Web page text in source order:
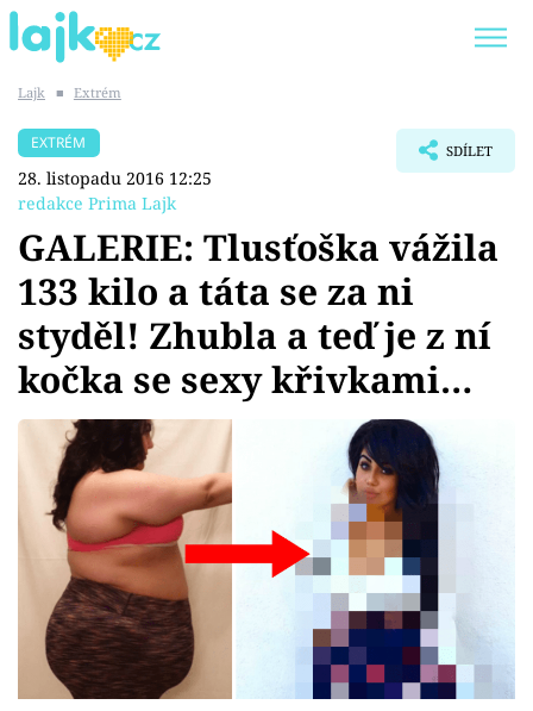
SHOPAHOLICADEL
Témata
Showbyznys
Youtubeři
Virály
Sex a vztahy
Videa
Sledujte prima+
Lajk ■ Extrém
EXTRÉM
28. listopadu 2016 12:25
redakce Prima Lajk
SDÍLET
GALERIE: Tlusťoška vážila
133 kilo a táta se za ni
styděl! Zhubla a teď je z ní
kočka se sexy křivkami…